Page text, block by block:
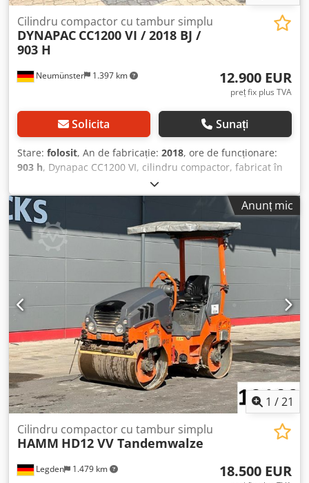
Neumünster 1.397 km
Cilindru compactor cu tambur simplu
DYNAPAC CC1200 VI / 2018 BJ /
903 H
12.900 EUR
preț fix plus TVA
Solicita Sunați
Stare: folosit, An de fabricație: 2018, ore de funcționare:
903 h, Dynapac CC1200 VI, cilindru compactor, fabricat în
2018, cu doar 903 ore de funcționare: ----* Producător:
Dynapac * Model: CC1200 VI * An de fabricație: 2018 * Ore
de funcționare înregistrate: aprox. 903 Dedszq Aitepfx
Akbock * Greutate de funcționare: aprox. 2.550 kg * Lățime
de lucru: 1,2 metri * Motor diesel Kubota * Sistem de
irigare cu apă * Stare bună * Video disponibil la cerere
(prin WhatsApp, contact Erik) * Preț: 12.900 de euro, fără
TVA + 19% TVA. ----Pentru întrebări suplimentare, vă
rugăm să sunați: Erik Kortum: WhatsApp ?Toate
informațiile sunt oferite fără garanție, cu excepția erorilor
și a posibilității de vânzare intermediară.?
Anunț mic
1 /21
Legden 1.479 km
Cilindru compactor cu tambur simplu
HAMM HD12 VV Tandemwalze
18.500 EUR